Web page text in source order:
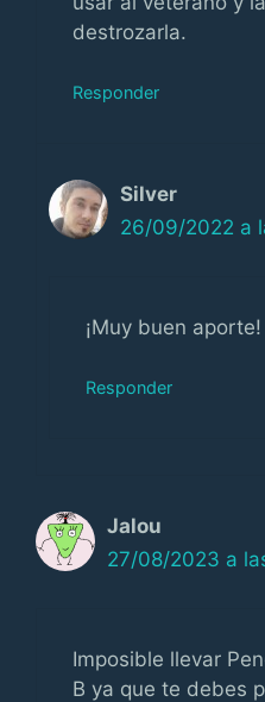
destrozarla.
Responder
Silver
26/09/2022 a
¡Muy buen aporte!
Responder
Jalou
27/08/2023 a
Imposible llevar
B ya que te debes